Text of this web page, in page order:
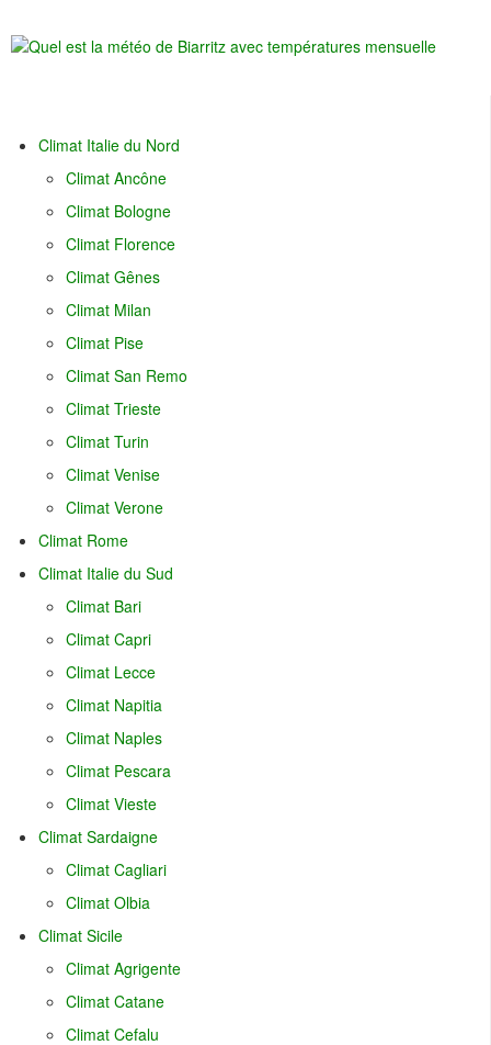
Climat Italie du Nord
Climat Ancône
Climat Bologne
Climat Florence
Climat Gênes
Climat Milan
Climat Pise
Climat San Remo
Climat Trieste
Climat Turin
Climat Venise
Climat Verone
Climat Rome
Climat Italie du Sud
Climat Bari
Climat Capri
Climat Lecce
Climat Napitia
Climat Naples
Climat Pescara
Climat Vieste
Climat Sardaigne
Climat Cagliari
Climat Olbia
Climat Sicile
Climat Agrigente
Climat Catane
Climat Cefalu